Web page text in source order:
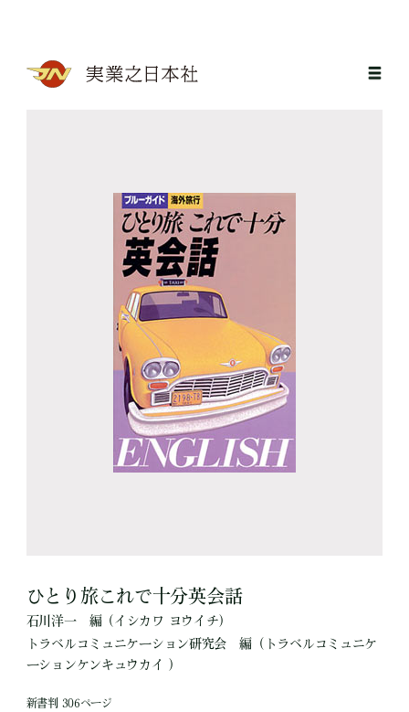
ひとり旅これで十分英会話
石川洋一 編（イシカワ ヨウイチ）
トラベルコミュニケーション研究会
編（トラベルコミュニケ
ーションケンキュウカイ ）
新書判 306ページ